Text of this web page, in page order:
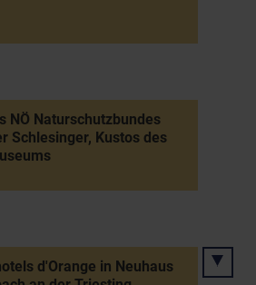
NÖ Naturschutzbundes
Schlesinger, Kustos des
d'Orange in Neuhaus